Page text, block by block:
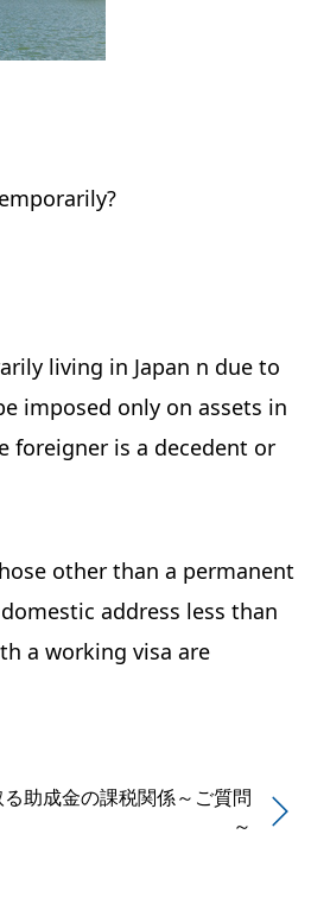
living in Japan n due to
imposed only on assets in
foreigner is a decedent or
other than a permanent
address less than
a working visa are
助成金の課税関係～ご質問
～